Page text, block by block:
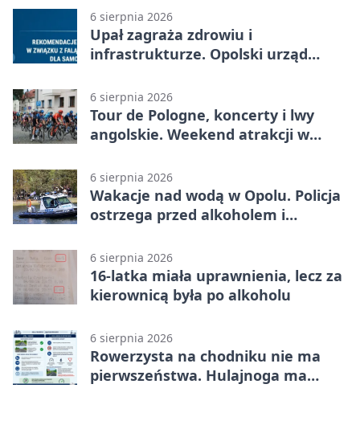
6 sierpnia 2026
Upał zagraża zdrowiu i
infrastrukturze. Opolski urząd
6 sierpnia 2026
Tour de Pologne, koncerty i lwy
angolskie. Weekend atrakcji w
6 sierpnia 2026
Wakacje nad wodą w Opolu. Policja
ostrzega przed alkoholem i
6 sierpnia 2026
16-latka miała uprawnienia, lecz za
kierownicą była po alkoholu
6 sierpnia 2026
Rowerzysta na chodniku nie ma
pierwszeństwa. Hulajnoga ma